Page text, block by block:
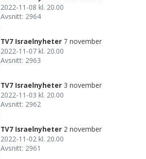
2022-11-08 kl. 20.00
Avsnitt: 2964
TV7 Israelnyheter 7 november
2022-11-07 kl. 20.00
Avsnitt: 2963
TV7 Israelnyheter 3 november
2022-11-03 kl. 20.00
Avsnitt: 2962
TV7 Israelnyheter 2 november
2022-11-02 kl. 20.00
Avsnitt: 2961